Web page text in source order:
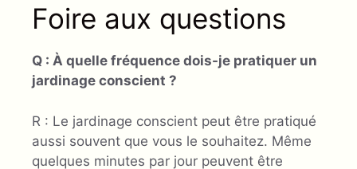
Foire aux questions
Q : À quelle fréquence dois-je pratiquer un
jardinage conscient ?
R : Le jardinage conscient peut être pratiqué
aussi souvent que vous le souhaitez. Même
quelques minutes par jour peuvent être